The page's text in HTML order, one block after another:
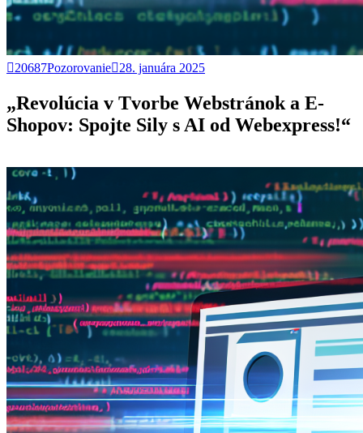
20687Pozorovanie 28. januára 2025
„Revolúcia v Tvorbe Webstránok a E-
Shopov: Spojte Sily s AI od Webexpress!“